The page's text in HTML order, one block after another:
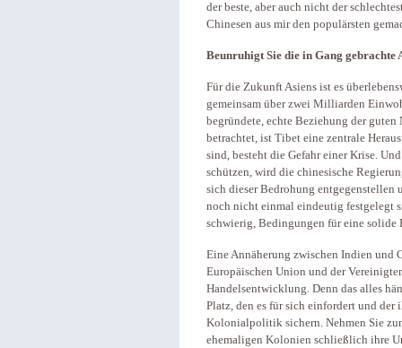
der beste, aber auch nicht der
Chinesen aus mir den populärsten
Beunruhigt Sie die in Gang gebrachte
Für die Zukunft Asiens ist es
gemeinsam über zwei Milliarden
begründete, echte Beziehung der guten
betrachtet, ist Tibet eine zentrale
sind, besteht die Gefahr einer Krise.
schützen, wird die chinesische
sich dieser Bedrohung entgegenstellen
noch nicht einmal eindeutig festgelegt
schwierig, Bedingungen für eine solide
Eine Annäherung zwischen Indien und
Europäischen Union und der
Handelsentwicklung. Denn das alles
Platz, den es für sich einfordert und
Kolonialpolitik sichern. Nehmen Sie
ehemaligen Kolonien schließlich ihre